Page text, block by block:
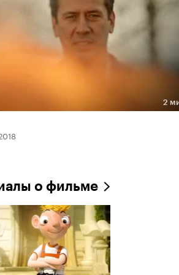
2 мин
2
о фильме